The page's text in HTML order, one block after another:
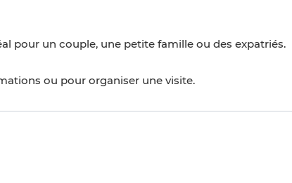
pour un couple, une petite famille ou des expatriés.
ou pour organiser une visite.